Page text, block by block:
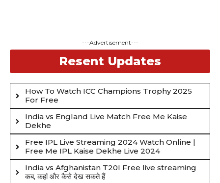
---Advertisement---
Resent Updates
How To Watch ICC Champions Trophy 2025
For Free
India vs England Live Match Free Me Kaise
Dekhe
Free IPL Live Streaming 2024 Watch Online |
Free Me IPL Kaise Dekhe Live 2024
India vs Afghanistan T20I Free live streaming
कब, कहां और कैसे देख सकते हैं